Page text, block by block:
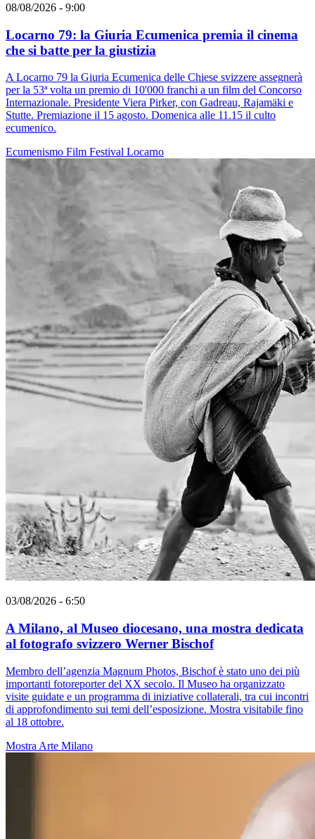
08/08/2026 - 9:00
Locarno 79: la Giuria Ecumenica premia il cinema
che si batte per la giustizia
A Locarno 79 la Giuria Ecumenica delle Chiese svizzere assegnerà
per la 53ª volta un premio di 10'000 franchi a un film del Concorso
Internazionale. Presidente Viera Pirker, con Gadreau, Rajamäki e
Stutte. Premiazione il 15 agosto. Domenica alle 11.15 il culto
ecumenico.
Ecumenismo Film Festival Locarno
03/08/2026 - 6:50
A Milano, al Museo diocesano, una mostra dedicata
al fotografo svizzero Werner Bischof
Membro dell’agenzia Magnum Photos, Bischof è stato uno dei più
importanti fotoreporter del XX secolo. Il Museo ha organizzato
visite guidate e un programma di iniziative collaterali, tra cui incontri
di approfondimento sui temi dell’esposizione. Mostra visitabile fino
al 18 ottobre.
Mostra Arte Milano